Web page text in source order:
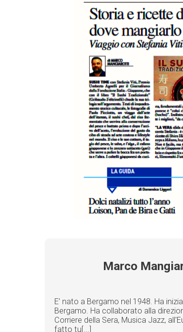
Marco
E’ nato a Bergamo nel 1948. Ha
Bergamo. Ha collaborato alla
Corriere della Sera, Musica Jazz,
fatto tu[...]